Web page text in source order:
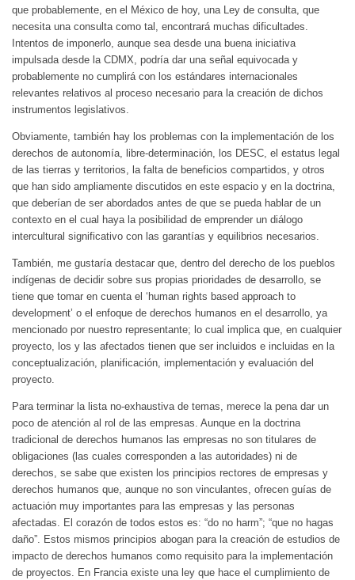
que probablemente, en el México de hoy, una Ley de consulta, que
necesita una consulta como tal, encontrará muchas dificultades.
Intentos de imponerlo, aunque sea desde una buena iniciativa
impulsada desde la CDMX, podría dar una señal equivocada y
probablemente no cumplirá con los estándares internacionales
relevantes relativos al proceso necesario para la creación de dichos
instrumentos legislativos.
Obviamente, también hay los problemas con la implementación de los
derechos de autonomía, libre-determinación, los DESC, el estatus legal
de las tierras y territorios, la falta de beneficios compartidos, y otros
que han sido ampliamente discutidos en este espacio y en la doctrina,
que deberían de ser abordados antes de que se pueda hablar de un
contexto en el cual haya la posibilidad de emprender un diálogo
intercultural significativo con las garantías y equilibrios necesarios.
También, me gustaría destacar que, dentro del derecho de los pueblos
indígenas de decidir sobre sus propias prioridades de desarrollo, se
tiene que tomar en cuenta el ‘human rights based approach to
development’ o el enfoque de derechos humanos en el desarrollo, ya
mencionado por nuestro representante; lo cual implica que, en cualquier
proyecto, los y las afectados tienen que ser incluidos e incluidas en la
conceptualización, planificación, implementación y evaluación del
proyecto.
Para terminar la lista no-exhaustiva de temas, merece la pena dar un
poco de atención al rol de las empresas. Aunque en la doctrina
tradicional de derechos humanos las empresas no son titulares de
obligaciones (las cuales corresponden a las autoridades) ni de
derechos, se sabe que existen los principios rectores de empresas y
derechos humanos que, aunque no son vinculantes, ofrecen guías de
actuación muy importantes para las empresas y las personas
afectadas. El corazón de todos estos es: “do no harm”; “que no hagas
daño”. Estos mismos principios abogan para la creación de estudios de
impacto de derechos humanos como requisito para la implementación
de proyectos. En Francia existe una ley que hace el cumplimiento de